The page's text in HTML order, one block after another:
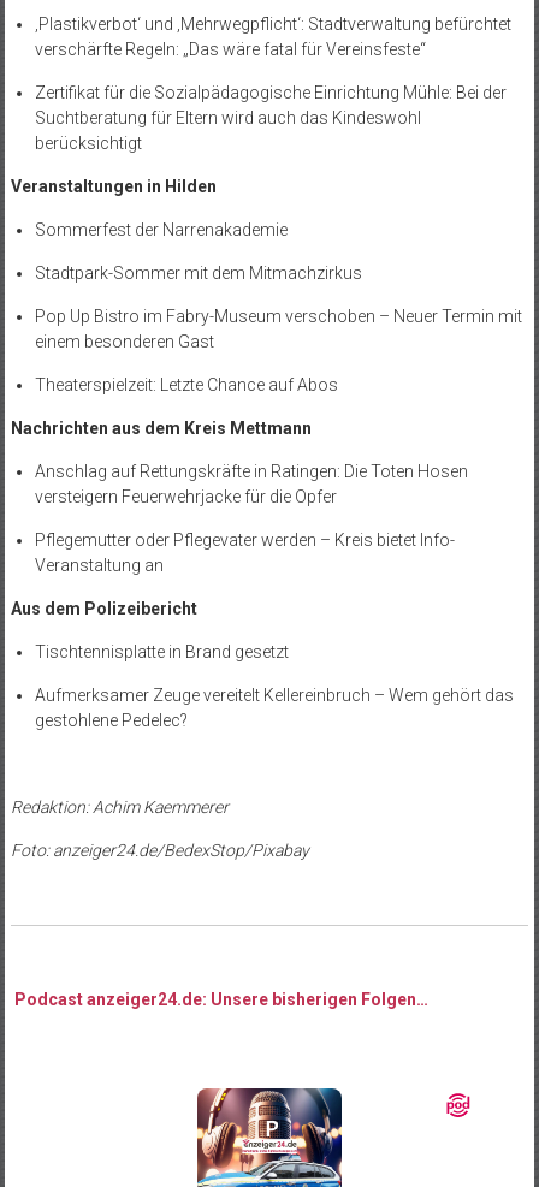
‚Plastikverbot‘ und ‚Mehrwegpflicht‘: Stadtverwaltung befürchtet
verschärfte Regeln: „Das wäre fatal für Vereinsfeste“
Zertifikat für die Sozialpädagogische Einrichtung Mühle: Bei der
Suchtberatung für Eltern wird auch das Kindeswohl
berücksichtigt
Veranstaltungen in Hilden
Sommerfest der Narrenakademie
Stadtpark-Sommer mit dem Mitmachzirkus
Pop Up Bistro im Fabry-Museum verschoben – Neuer Termin mit
einem besonderen Gast
Theaterspielzeit: Letzte Chance auf Abos
Nachrichten aus dem Kreis Mettmann
Anschlag auf Rettungskräfte in Ratingen: Die Toten Hosen
versteigern Feuerwehrjacke für die Opfer
Pflegemutter oder Pflegevater werden – Kreis bietet Info-
Veranstaltung an
Aus dem Polizeibericht
Tischtennisplatte in Brand gesetzt
Aufmerksamer Zeuge vereitelt Kellereinbruch – Wem gehört das
gestohlene Pedelec?
Redaktion: Achim Kaemmerer
Foto: anzeiger24.de/BedexStop/Pixabay
Podcast anzeiger24.de: Unsere bisherigen Folgen…